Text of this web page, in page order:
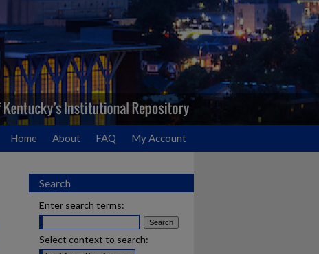
Home About FAQ My Account
Search
Enter search terms:
Select context to search: